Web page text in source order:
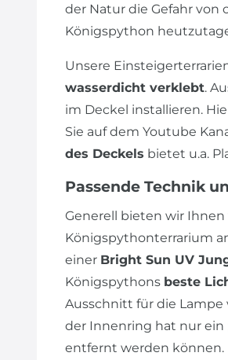
der Natur die Gefahr von
Königspython
Unsere
wasserdicht verklebt.
im Deckel installieren.
Sie auf dem Youtube
des Deckels bietet u.a.
Passende Technik
Generell bieten wir
Königspythonterrarium
einer Bright Sun UV
Königspythons beste
Ausschnitt für die
der Innenring hat nur
entfernt werden können.